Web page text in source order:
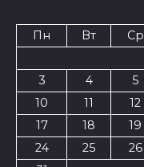
Пн Вт Ср
3
4 5
10
11 12
17
18 19
24
25 26